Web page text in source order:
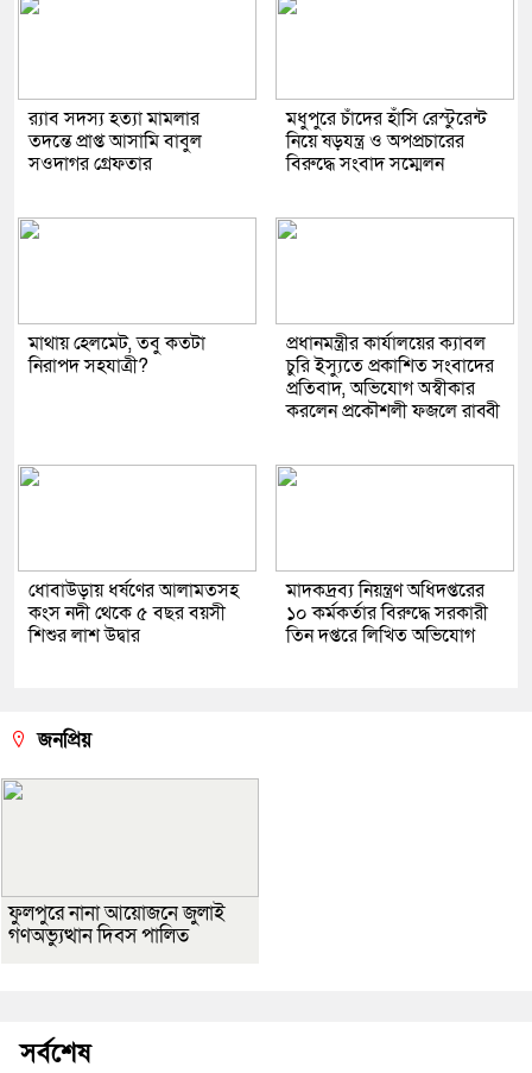
র‌্যাব সদস্য হত্যা মামলার
তদন্তে প্রাপ্ত আসামি বাবুল
সওদাগর গ্রেফতার
মধুপুরে চাঁদের হাঁসি রেস্টুরেন্ট
নিয়ে ষড়যন্ত্র ও অপপ্রচারের
বিরুদ্ধে সংবাদ সম্মেলন
মাথায় হেলমেট, তবু কতটা
নিরাপদ সহযাত্রী?
প্রধানমন্ত্রীর কার্যালয়ের ক্যাবল
চুরি ইস্যুতে প্রকাশিত সংবাদের
প্রতিবাদ, অভিযোগ অস্বীকার
করলেন প্রকৌশলী ফজলে রাব্বী
ধোবাউড়ায় ধর্ষণের আলামতসহ
কংস নদী থেকে ৫ বছর বয়সী
শিশুর লাশ উদ্বার
মাদকদ্রব্য নিয়ন্ত্রণ অধিদপ্তরের
১০ কর্মকর্তার বিরুদ্ধে সরকারী
তিন দপ্তরে লিখিত অভিযোগ
জনপ্রিয়
ফুলপুরে নানা আয়োজনে জুলাই
গণঅভ্যুত্থান দিবস পালিত
সর্বশেষ